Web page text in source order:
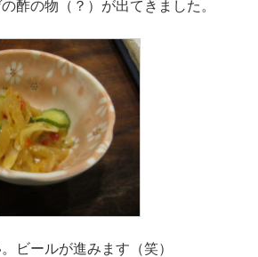
酢の物（？）が出てきました。
ビールが進みます（笑）